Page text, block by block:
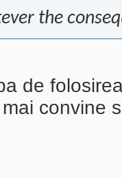
the
de
convine